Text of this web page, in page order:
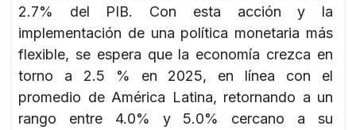
2.7% del PIB. Con esta acción y la
implementación de una política monetaria más
flexible, se espera que la economía crezca en
torno a 2.5 % en 2025, en línea con el
promedio de América Latina, retornando a un
rango entre 4.0% y 5.0% cercano a su